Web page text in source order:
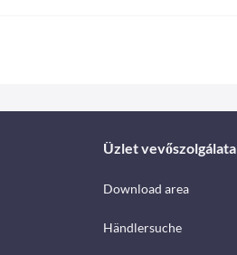
Üzlet vevőszolgálata
Download area
Händlersuche